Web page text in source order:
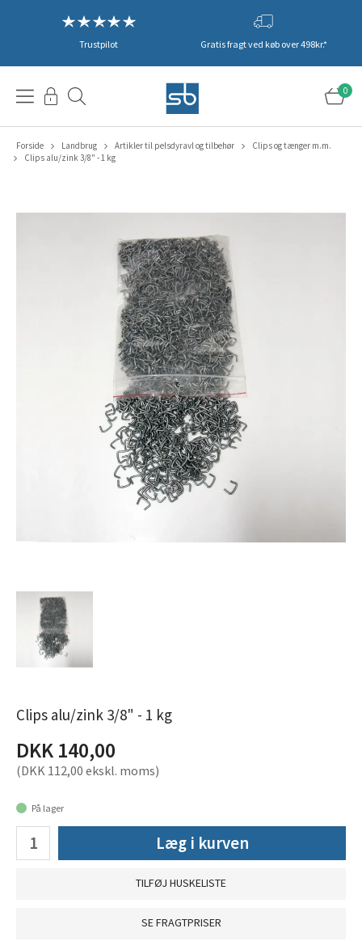
Trustpilot Gratis fragt ved køb over 498kr.*
0
Forside Landbrug Artikler til pelsdyravl og tilbehør
Clips og tænger m.m.
Clips alu/zink 3/8" - 1 kg
Clips alu/zink 3/8" - 1 kg
DKK 140,00
(DKK 112,00 ekskl. moms)
På lager
Læg i kurven
TILFØJ HUSKELISTE
SE FRAGTPRISER